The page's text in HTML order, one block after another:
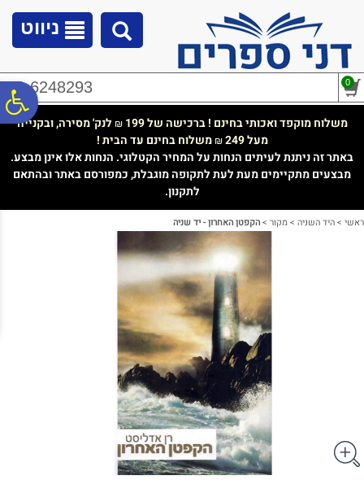
נגישות
ניווט
02-6248293 0
משלוח מוקפד ואכותי בחינם ! ברכישה של 199 ₪ לנק' מסירה, ובקנייה
מעל 249
₪משלוח בחינם עד הבית !
באתר זה ניתנת לעיתים הנחות על המחיר הקטלוגי. הנחות אלו אינן מבצע.
מבצעים מתקיימים מעת לעת לתקופה מוגבלת, כמפורסם באתר ובהתאם
לתקנון.
ראשי >היד השניה >מקור >הקפטן האחרון - יד שניה